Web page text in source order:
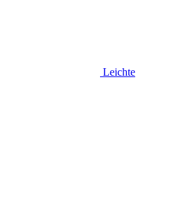
Leichte